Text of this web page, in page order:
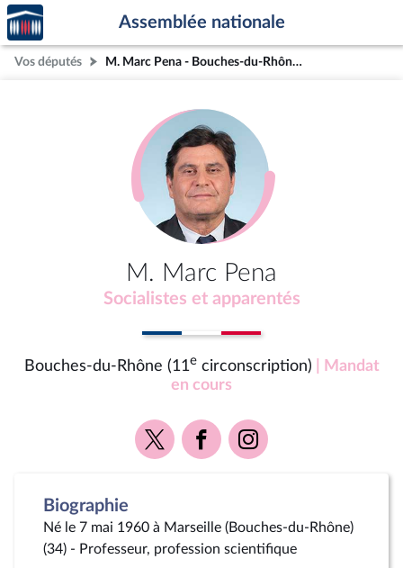
Aller au contenu
Aller en bas de la page
Accèder
à la
page
d'accueil
Assemblée nationale
Vos députés M. Marc Pena - Bouches-du-Rhône (11e circonscription)
M. Marc Pena
Socialistes et apparentés
Bouches-du-Rhône (11ecirconscription)
| Mandat
en cours
Voir
la
Voir
la
Voir
la
Biographie
Né le 7 mai 1960 à Marseille (Bouches-du-Rhône)
(34) - Professeur, profession scientifique